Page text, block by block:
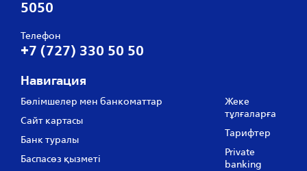
5050
Телефон
+7 (727) 330 50 50
Навигация
Бөлімшелер мен банкоматтар
Сайт картасы
Банк туралы
Баспасөз қызметі
Жеке
тұлғаларға
Тарифтер
Private
banking